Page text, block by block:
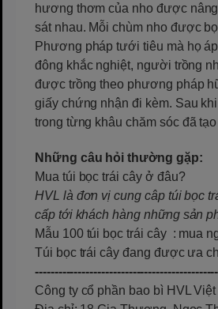
hương thơm của nho được
sát nhau. Mỗi chùm nho được
Phương pháp tưới tiêu mà họ
đông khắc nghiệt, người trồng
được trồng theo phương pháp
giấy chứng nhận đi kèm. Sau
trong từng khâu chăm sóc đã
Những câu hỏi thường gặp:
Mua túi bọc trái cây ở đâu?
HVL là đơn vị cung câp túi bọc
cấp tới khách hàng những sản
Mẫu 100 túi bọc trái cây : mua
Túi bọc trái cây đang được ưa
Công ty cổ phần bao bì HVL